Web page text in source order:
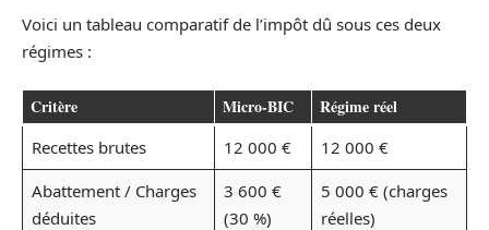
Voici un tableau comparatif de l’impôt dû sous ces deux
régimes :
Critère Micro-BIC Régime réel
Recettes brutes 12 000 €
12 000 €
Abattement / Charges
déduites
3 600 €
(30 %)
5 000 € (charges
réelles)